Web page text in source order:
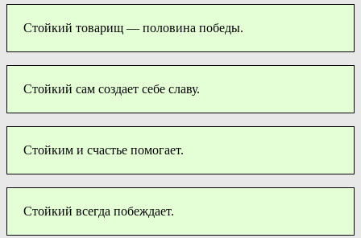
Стойкий товарищ — половина победы.
Стойкий сам создает себе славу.
Стойким и счастье помогает.
Стойкий всегда побеждает.